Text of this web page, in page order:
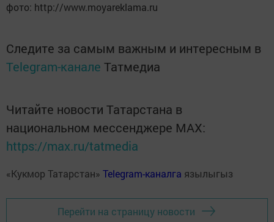
фото: http://www.moyareklama.ru
Следите за самым важным и интересным в
Telegram-канале Татмедиа
Читайте новости Татарстана в
национальном мессенджере MАХ:
https://max.ru/tatmedia
«Кукмор Татарстан» Telegram-каналга язылыгыз
Перейти на страницу новости